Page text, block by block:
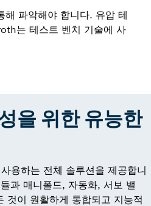
파악해야 합니다. 유압 테
는 테스트 벤치 기술에 사
을 위한 유능한
용하는 전체 솔루션을 제공합니
과 매니폴드, 자동화, 서보 밸
것이 원활하게 통합되고 지능적